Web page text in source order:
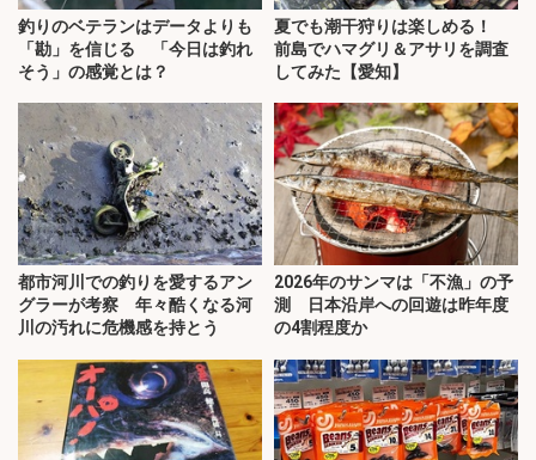
釣りのベテランはデータよりも
「勘」を信じる 「今日は釣れ
そう」の感覚とは？
夏でも潮干狩りは楽しめる！
前島でハマグリ＆アサリを調査
してみた【愛知】
都市河川での釣りを愛するアン
グラーが考察 年々酷くなる河
川の汚れに危機感を持とう
2026年のサンマは「不漁」の予
測 日本沿岸への回遊は昨年度
の4割程度か